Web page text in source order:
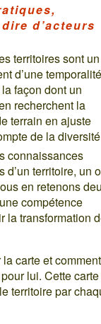
d’acteurs
territoires sont un
d’une temporalité
façon dont un
recherchent la
terrain en ajuste
de la
connaissances
territoire, un
en retenons
compétence
la transformation
carte et
lui. Cette carte
territoire par